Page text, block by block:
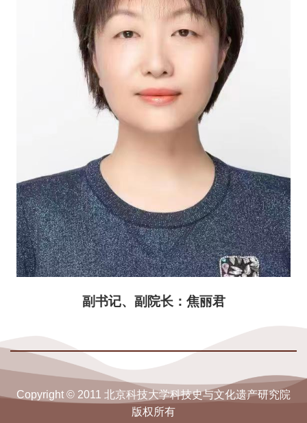
副书记、副院长：焦丽君
Copyright © 2011 北京科技大学科技史与文化遗产研究院
版权所有